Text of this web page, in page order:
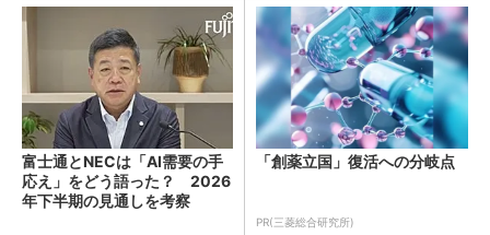
富士通とNECは「AI需要の手
応え」をどう語った？ 2026
年下半期の見通しを考察
「創薬立国」復活への分岐点
PR(三菱総合研究所)